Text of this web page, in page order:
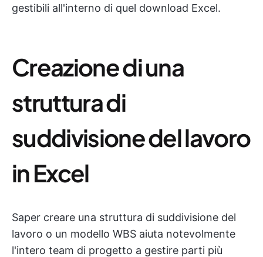
gestibili all'interno di quel download Excel.
Creazione di una
struttura di
suddivisione del lavoro
in Excel
Saper creare una struttura di suddivisione del
lavoro o un modello WBS aiuta notevolmente
l'intero team di progetto a gestire parti più